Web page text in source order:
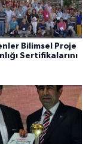
Bilimsel Proje
Sertifikalarını